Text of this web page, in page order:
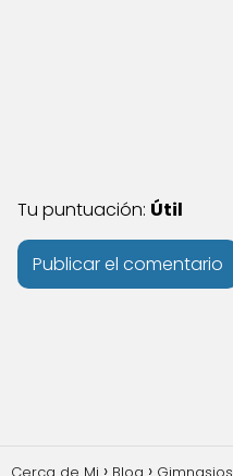
Tu puntuación: Útil
Cerca de Mi Blog Gimnasios